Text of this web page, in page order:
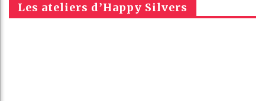
Les ateliers d’Happy Silvers